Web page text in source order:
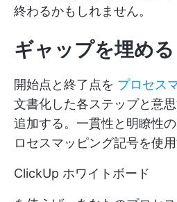
終わるかもしれません。
ギャップを埋める
開始点と終了点を プロセス
文書化した各ステップと意
追加する。一貫性と明瞭性
ロセスマッピング記号を使
ClickUp ホワイトボード